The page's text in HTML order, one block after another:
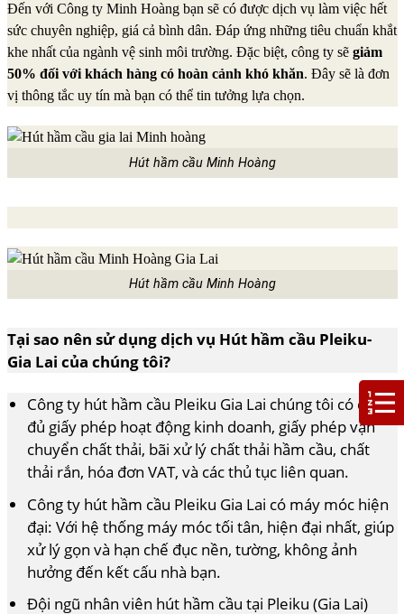
Đến với Công ty Minh Hoàng bạn sẽ có được dịch vụ làm việc hết
sức chuyên nghiệp, giá cả bình dân. Đáp ứng những tiêu chuẩn khắt
khe nhất của ngành vệ sinh môi trường. Đặc biệt, công ty sẽ giảm
50% đối với khách hàng có hoàn cảnh khó khăn. Đây sẽ là đơn
vị thông tắc uy tín mà bạn có thể tin tưởng lựa chọn.
Hút hầm cầu Minh Hoàng
Hút hầm cầu Minh Hoàng
Tại sao nên sử dụng dịch vụ Hút hầm cầu Pleiku-
Gia Lai của chúng tôi?
Công ty hút hầm cầu Pleiku Gia Lai chúng tôi có đầy
đủ giấy phép hoạt động kinh doanh, giấy phép vận
chuyển chất thải, bãi xử lý chất thải hầm cầu, chất
thải rắn, hóa đơn VAT, và các thủ tục liên quan.
Công ty hút hầm cầu Pleiku Gia Lai có máy móc hiện
đại: Với hệ thống máy móc tối tân, hiện đại nhất, giúp
xử lý gọn và hạn chế đục nền, tường, không ảnh
hưởng đến kết cấu nhà bạn.
Đội ngũ nhân viên hút hầm cầu tại Pleiku (Gia Lai)